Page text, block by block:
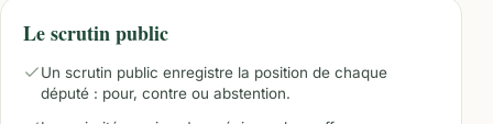
Le scrutin public
Un scrutin public enregistre la position de chaque
député : pour, contre ou abstention.